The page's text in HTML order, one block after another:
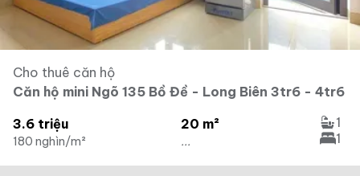
Cho thuê căn hộ
Căn hộ mini Ngõ 135 Bồ Đề - Long Biên 3tr6 - 4tr6
3.6 triệu
180 nghìn/m²
20 m²
...
1
1